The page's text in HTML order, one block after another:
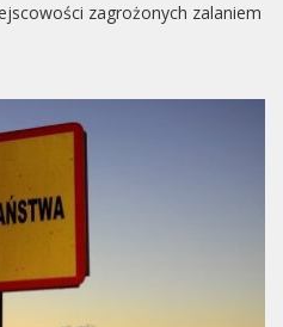
zagrożonych zalaniem